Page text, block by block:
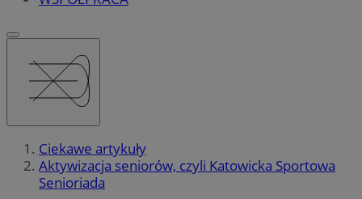
Ciekawe artykuły
Aktywizacja seniorów, czyli Katowicka Sportowa
Senioriada